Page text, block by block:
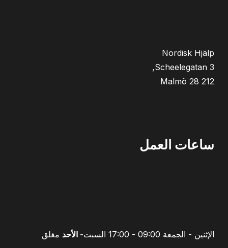
Nordisk Hjälp
212 28 Malmö
ساعات العمل
الإثنين - الجمعة 09:00 - 17:00 السبت - الأحد مغلق